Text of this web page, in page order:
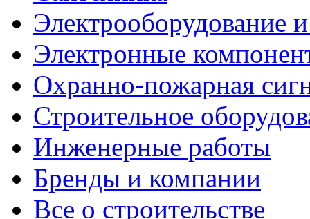
Электрооборудование
Электронные
Охранно-пожарная
Строительное
Инженерные работы
Бренды и компании
Все о строительстве